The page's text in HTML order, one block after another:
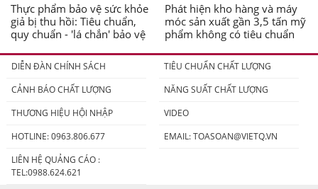
Thực phẩm bảo vệ sức khỏe
giả bị thu hồi: Tiêu chuẩn,
quy chuẩn - 'lá chắn' bảo vệ
Phát hiện kho hàng và máy
móc sản xuất gần 3,5 tấn mỹ
phẩm không có tiêu chuẩn
DIỄN ĐÀN CHÍNH SÁCH
TIÊU CHUẨN CHẤT LƯỢNG
CẢNH BÁO CHẤT LƯỢNG
NĂNG SUẤT CHẤT LƯỢNG
THƯƠNG HIỆU HỘI NHẬP
VIDEO
HOTLINE: 0963.806.677
EMAIL:TOASOAN@VIETQ.VN
LIÊN HỆ QUẢNG CÁO :
TEL:0988.624.621